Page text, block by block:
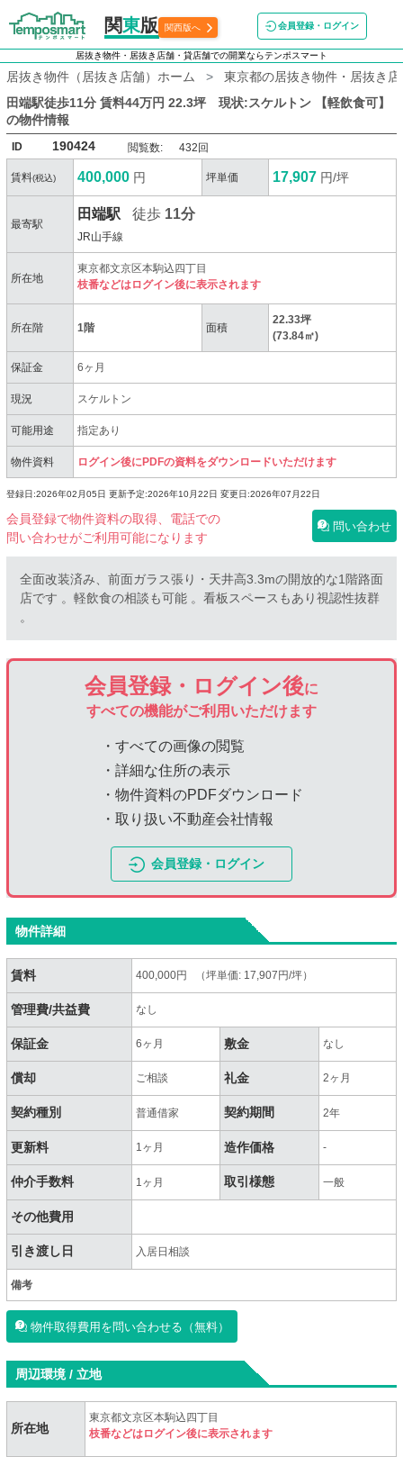
関東版 関西版へ 会員登録・ログイン
居抜き物件・居抜き店舗・貸店舗での開業ならテンポスマート
居抜き物件（居抜き店舗）ホーム
東京都の居抜き物件・居抜き
田端駅徒歩11分 賃料44万円 22.3坪 現状:スケルトン 【軽飲食可】
の物件情報
ID 190424 閲覧数: 432回
賃料(税込) 400,000 円 坪単価 17,907 円/坪
最寄駅
田端駅 徒歩 11分
JR山手線
所在地
東京都文京区本駒込四丁目
枝番などはログイン後に表示されます
所在階 1階 面積
22.33坪
(73.84㎡)
保証金 6ヶ月
現況 スケルトン
可能用途 指定あり
物件資料 ログイン後にPDFの資料をダウンロードいただけます
登録日:2026年02月05日 更新予定:2026年10月22日 変更日:2026年07月22日
会員登録で物件資料の取得、電話での
問い合わせがご利用可能になります
問い合わせ
全面改装済み、前面ガラス張り・天井高3.3mの開放的な1階路面
店です 。軽飲食の相談も可能 。看板スペースもあり視認性抜群
。
会員登録・ログイン後に
すべての機能がご利用いただけます
・すべての画像の閲覧
・詳細な住所の表示
・物件資料のPDFダウンロード
・取り扱い不動産会社情報
会員登録・ログイン
物件詳細
賃料 400,000円 （坪単価: 17,907円/坪）
管理費/共益費 なし
保証金 6ヶ月 敷金 なし
償却 ご相談 礼金 2ヶ月
契約種別 普通借家 契約期間 2年
更新料 1ヶ月 造作価格 -
仲介手数料 1ヶ月 取引様態 一般
その他費用
引き渡し日 入居日相談
備考
物件取得費用を問い合わせる（無料）
周辺環境 / 立地
所在地
東京都文京区本駒込四丁目
枝番などはログイン後に表示されます